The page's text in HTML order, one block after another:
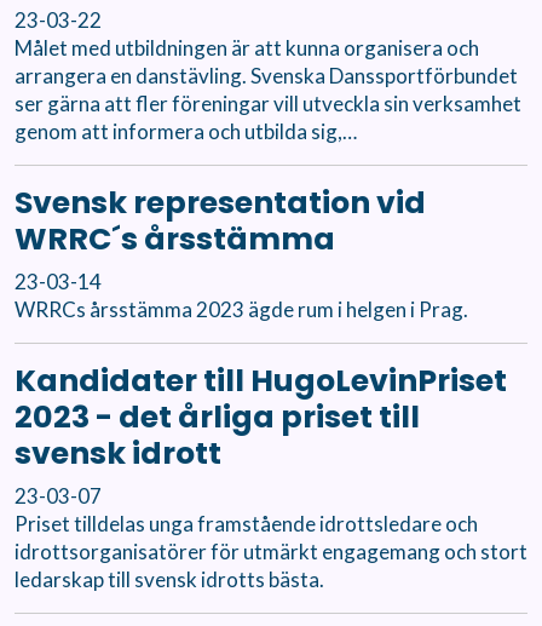
23-03-22
Målet med utbildningen är att kunna organisera och
arrangera en danstävling. Svenska Danssportförbundet
ser gärna att fler föreningar vill utveckla sin verksamhet
genom att informera och utbilda sig,…
Svensk representation vid
WRRC´s årsstämma
23-03-14
WRRCs årsstämma 2023 ägde rum i helgen i Prag.
Kandidater till HugoLevinPriset
2023 - det årliga priset till
svensk idrott
23-03-07
Priset tilldelas unga framstående idrottsledare och
idrottsorganisatörer för utmärkt engagemang och stort
ledarskap till svensk idrotts bästa.